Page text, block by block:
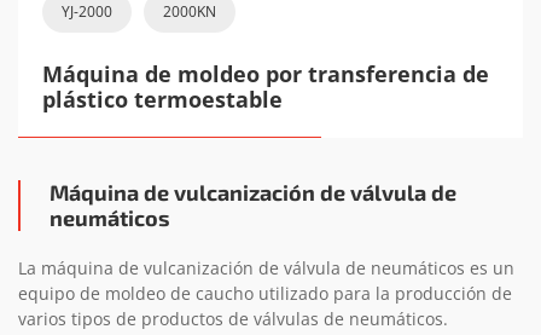
YJ-2000 2000KN
Máquina de moldeo por transferencia de
plástico termoestable
Máquina de vulcanización de válvula de
neumáticos
La máquina de vulcanización de válvula de neumáticos es un
equipo de moldeo de caucho utilizado para la producción de
varios tipos de productos de válvulas de neumáticos.